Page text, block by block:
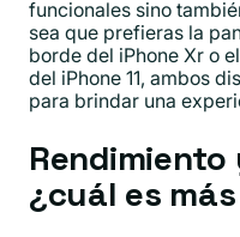
funcionales sino
sea que prefieras la
borde del iPhone Xr o
del iPhone 11, ambos
para brindar una
¿cuál es